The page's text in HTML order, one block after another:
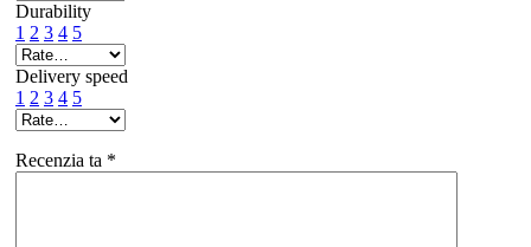
Durability
1 2 3 4 5
Delivery speed
1 2 3 4 5
Recenzia ta *